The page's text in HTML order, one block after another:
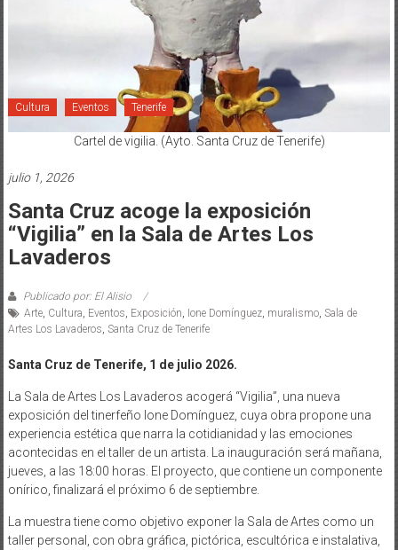
Cultura Eventos Tenerife
Cartel de vigilia. (Ayto. Santa Cruz de Tenerife)
julio 1, 2026
Santa Cruz acoge la exposición
“Vigilia” en la Sala de Artes Los
Lavaderos
Publicado por: El Alisio
Arte, Cultura Eventos Exposición Ione Domínguez, muralismo, Sala de
Artes Los Lavaderos Santa Cruz de Tenerife
Santa Cruz de Tenerife, 1 de julio 2026.
La Sala de Artes Los Lavaderos acogerá “Vigilia”, una nueva
exposición del tinerfeño Ione Domínguez, cuya obra propone una
experiencia estética que narra la cotidianidad y las emociones
acontecidas en el taller de un artista. La inauguración será mañana,
jueves, a las 18:00 horas. El proyecto, que contiene un componente
onírico, finalizará el próximo 6 de septiembre.
La muestra tiene como objetivo exponer la Sala de Artes como un
taller personal, con obra gráfica, pictórica, escultórica e instalativa,